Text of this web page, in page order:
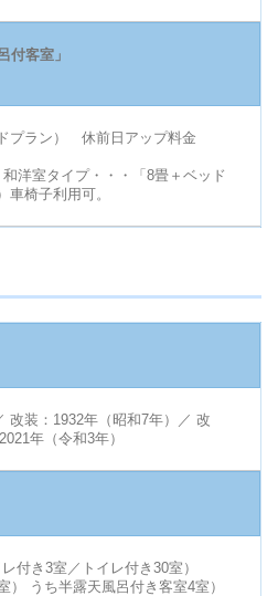
付客室」
プラン） 休前日アップ料金
洋室タイプ・・・「8畳＋ベッド
車椅子利用可。
改装：1932年（昭和7年）／ 改
年（令和3年）
付き3室／トイレ付き30室）
） うち半露天風呂付き客室4室）